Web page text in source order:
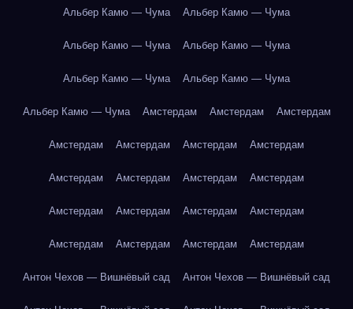
Альбер Камю — Чума Альбер Камю — Чума
Альбер Камю — Чума Альбер Камю — Чума
Альбер Камю — Чума Альбер Камю — Чума
Альбер Камю — Чума Амстердам Амстердам Амстердам
Амстердам Амстердам Амстердам Амстердам
Амстердам Амстердам Амстердам Амстердам
Амстердам Амстердам Амстердам Амстердам
Амстердам Амстердам Амстердам Амстердам
Антон Чехов — Вишнёвый сад Антон Чехов — Вишнёвый сад